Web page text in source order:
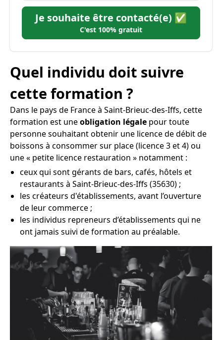
Je souhaite être contacté(e) ✅
C'est 100% gratuit
Quel individu doit suivre
cette formation ?
Dans le pays de France à Saint-Brieuc-des-Iffs, cette
formation est uneobligation légale pour toute
personne souhaitant obtenir une licence de débit de
boissons à consommer sur place (licence 3 et 4) ou
une « petite licence restauration » notamment :
ceux qui sont gérants de bars, cafés, hôtels et
restaurants à Saint-Brieuc-des-Iffs (35630) ;
les créateurs d'établissements, avant l’ouverture
de leur commerce ;
les individus repreneurs d’établissements qui ne
ont jamais suivi de formation au préalable.